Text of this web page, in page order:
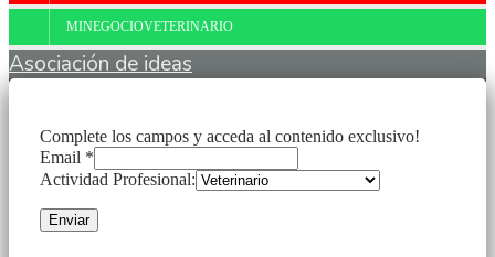
MINEGOCIOVETERINARIO
Asociación de ideas
Complete los campos y acceda al contenido exclusivo!
Email *
Actividad Profesional:
Enviar